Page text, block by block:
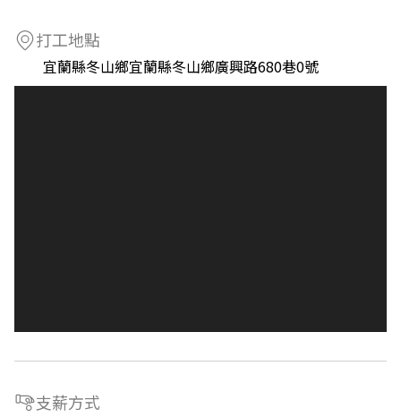
打工地點
宜蘭縣冬山鄉宜蘭縣冬山鄉廣興路680巷0號
支薪方式